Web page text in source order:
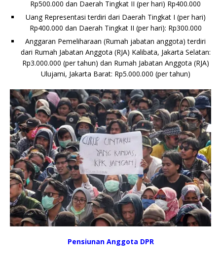
Rp500.000 dan Daerah Tingkat II (per hari) Rp400.000
Uang Representasi terdiri dari Daerah Tingkat I (per hari)
Rp400.000 dan Daerah Tingkat II (per hari): Rp300.000
Anggaran Pemeliharaan (Rumah jabatan anggota) terdiri
dari Rumah Jabatan Anggota (RJA) Kalibata, Jakarta Selatan:
Rp3.000.000 (per tahun) dan Rumah Jabatan Anggota (RJA)
Ulujami, Jakarta Barat: Rp5.000.000 (per tahun)
Pensiunan Anggota DPR